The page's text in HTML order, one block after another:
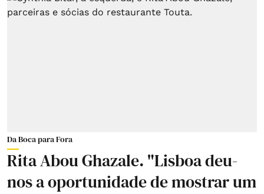
Da Boca para Fora
Rita Abou Ghazale. "Lisboa deu-
nos a oportunidade de mostrar um